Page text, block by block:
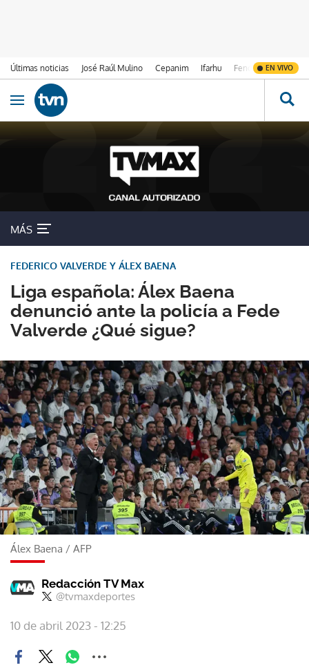
Últimas noticias José Raúl Mulino Cepanim Ifarhu Fenómeno de El
EN VIVO
Ir al contenido
Obrir navegació
MÁS
Liga española: Álex Baena
denunció ante la policía a Fede
Valverde ¿Qué sigue?
FEDERICO VALVERDE Y ÁLEX BAENA
Álex Baena / AFP
Redacción TV Max
@tvmaxdeportes
10 de abril 2023 - 12:25